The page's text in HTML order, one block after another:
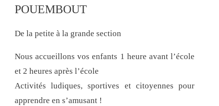
POUEMBOUT
De la petite à la grande section
Nous accueillons vos enfants 1 heure avant l’école
et 2 heures après l’école
Activités ludiques, sportives et citoyennes pour
apprendre en s’amusant !